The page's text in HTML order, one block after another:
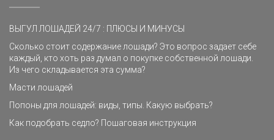
ВЫГУЛ ЛОШАДЕЙ 24/7 : ПЛЮСЫ И МИНУСЫ
Сколько стоит содержание лошади? Это вопрос задает себе
каждый, кто хоть раз думал о покупке собственной лошади.
Из чего складывается эта сумма?
Масти лошадей
Попоны для лошадей: виды, типы. Какую выбрать?
Как подобрать седло? Пошаговая инструкция